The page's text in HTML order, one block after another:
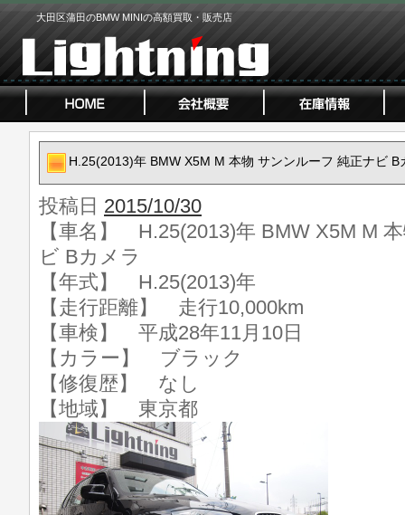
大田区蒲田のBMW MINIの高額買取・販売店
H.25(2013)年 BMW X5M M 本物 サンンルーフ 純正ナビ B
投稿日 2015/10/30
【車名】 H.25(2013)年 BMW X5M M
ビ Bカメラ
【年式】 H.25(2013)年
【走行距離】 走行10,000km
【車検】 平成28年11月10日
【カラー】 ブラック
【修復歴】 なし
【地域】 東京都